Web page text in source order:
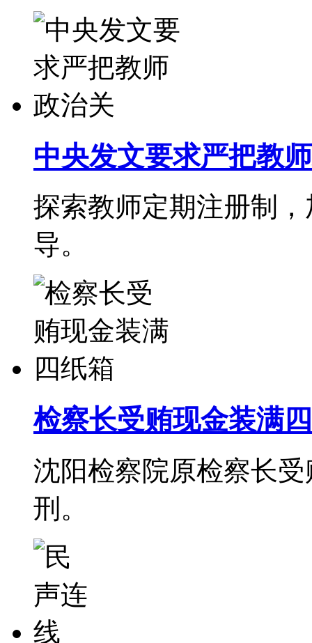
中央发文要求严把教
探索教师定期注册制
导。
检察长受贿现金装满
沈阳检察院原检察长
刑。